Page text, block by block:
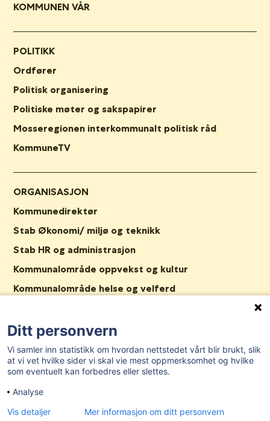
KOMMUNEN VÅR
POLITIKK
Ordfører
Politisk organisering
Politiske møter og sakspapirer
Mosseregionen interkommunalt politisk råd
KommuneTV
ORGANISASJON
Kommunedirektør
Stab Økonomi/ miljø og teknikk
Stab HR og administrasjon
Kommunalområde oppvekst og kultur
Kommunalområde helse og velferd
Nav Våler
Ledige stillinger
Tilgjengelighetserklæring
AKTUELT
Ditt personvern
Vi samler inn statistikk om hvordan nettstedet vårt blir brukt, slik
at vi vet hvilke sider vi skal vie mest oppmerksomhet og hvilke
som eventuelt kan forbedres eller slettes.
Analyse
Vis detaljer
Mer informasjon om ditt personvern